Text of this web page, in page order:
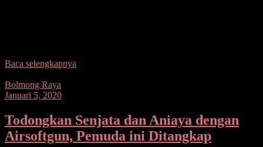
Baca selengkapnya
Bolmong Raya
Januari 5, 2020
Todongkan Senjata dan Aniaya dengan
Airsoftgun, Pemuda ini Ditangkap